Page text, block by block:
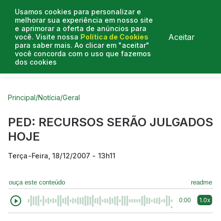
Usamos cookies para personalizar e
melhorar sua experiência em nosso site
e aprimorar a oferta de anúncios para
você. Visite nossa Política de Cookies
para saber mais. Ao clicar em "aceitar"
você concorda com o uso que fazemos
dos cookies
Aceitar
Curtas do Poder
Principal/Notícia/Geral
PED: RECURSOS SERÃO JULGADOS
HOJE
Terça-Feira, 18/12/2007 - 13h11
ouça este conteúdo readme
0:00 1.0x